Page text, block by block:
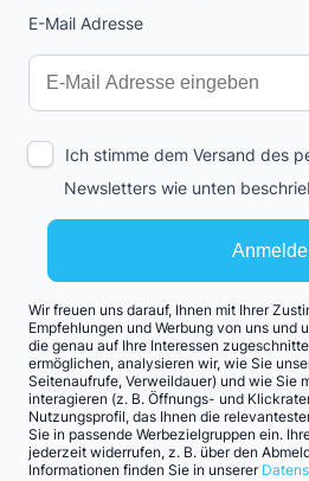
E-Mail Adresse
Interests
Amount
Ich stimme dem Versand des
Newsletters wie unten
Wir freuen uns darauf, Ihnen mit Ihrer
Empfehlungen und Werbung von uns und
die genau auf Ihre Interessen
ermöglichen, analysieren wir, wie Sie
Seitenaufrufe, Verweildauer) und wie Sie
interagieren (z. B. Öffnungs- und
Nutzungsprofil, das Ihnen die
Sie in passende Werbezielgruppen ein.
jederzeit widerrufen, z. B. über den
Informationen finden Sie in unserer